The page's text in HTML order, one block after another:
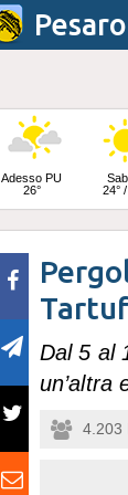
Adesso PU
26°
24°
Lunedì
24° / 33°
Dal 5 al
un’altra
4.203